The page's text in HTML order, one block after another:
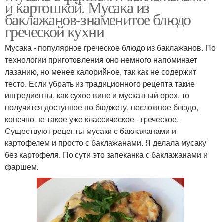
и картошкой. Мусака из
баклажанов-знаменитое блюдо
греческой кухни
Мусака - популярное греческое блюдо из баклажанов. По
технологии приготовления оно немного напоминает
лазанию, но менее калорийное, так как не содержит
тесто. Если убрать из традиционного рецепта такие
ингредиенты, как сухое вино и мускатный орех, то
получится доступное по бюджету, несложное блюдо,
конечно не такое уже классическое - греческое.
Существуют рецепты мусаки с баклажанами и
картофелем и просто с баклажанами. Я делала мусаку
без картофеля. По сути это запеканка с баклажанами и
фаршем.